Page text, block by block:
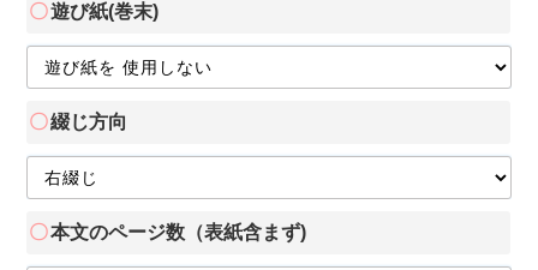
遊び紙(巻末)
綴じ方向
本文のページ数（表紙含まず)